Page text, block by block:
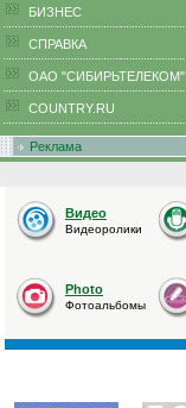
БИЗНЕС
CПРАВКА
ОАО "СИБИРЬТЕЛЕКОМ"
COUNTRY.RU
Реклама
Видео
Видеоролики
Photo
Фотоальбомы